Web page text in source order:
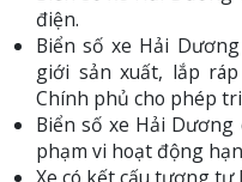
điện.
Biển số xe Hải
giới sản xuất, lắp
Chính phủ cho phép
Biển số xe Hải Dương
phạm vi hoạt động